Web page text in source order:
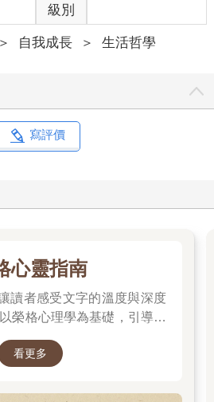
步終於近了。
「入節氣」──立春、立夏、立秋、立
處何地，都會一同迎接季節的起始。
今春五色啄木鳥啄擊樹幹的聲音。在
鸚嘴們穿梭在灌木叢間，吱吱喳喳地
？灌木叢的新芽尚未冒出，正好得以
因此，我刻意放慢步伐，靜靜用目光
從南方輕拂而來，喚醒沉睡的花朵。
中事先醞釀好春意的水仙花，應該也
級別
＞ 自我成長 ＞ 生活哲學
寫評價
心靈指南
讀者感受文字的溫度與深度
榮格心理學為基礎，引導你
的自己？文字溫柔卻不逃避
開始這段心靈旅程嗎？
看更多